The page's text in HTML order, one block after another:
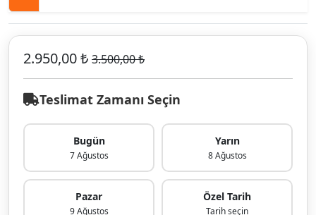
2.950,00 ₺ 3.500,00 ₺
Teslimat Zamanı Seçin
Bugün
7 Ağustos
Yarın
8 Ağustos
Pazar
9 Ağustos
Özel Tarih
Tarih seçin